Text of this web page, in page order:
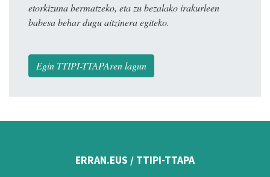
etorkizuna bermatzeko, eta zu bezalako irakurleen
babesa behar dugu aitzinera egiteko.
Egin TTIPI-TTAPAren lagun
ERRAN.EUS / TTIPI-TTAPA